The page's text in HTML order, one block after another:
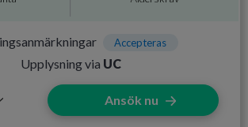
Accepteras
Upplysning via UC
Ansök nu